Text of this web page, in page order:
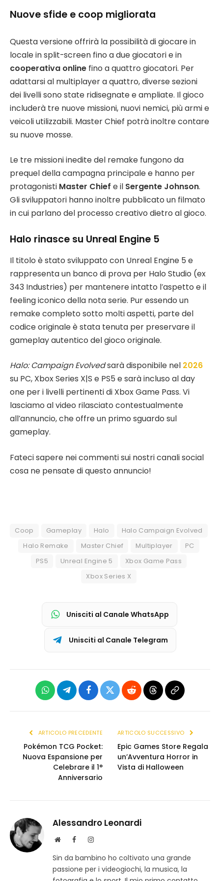
Nuove sfide e coop migliorata
Questa versione offrirà la possibilità di giocare in
locale in split-screen fino a due giocatori e in
cooperativa online fino a quattro giocatori. Per
adattarsi al multiplayer a quattro, diverse sezioni
dei livelli sono state ridisegnate e ampliate. Il gioco
includerà tre nuove missioni, nuovi nemici, più armi e
veicoli utilizzabili. Master Chief potrà inoltre contare
su nuove mosse.
Le tre missioni inedite del remake fungono da
prequel della campagna principale e hanno per
protagonisti Master Chief e il Sergente Johnson.
Gli sviluppatori hanno inoltre pubblicato un filmato
in cui parlano del processo creativo dietro al gioco.
Halo rinasce su Unreal Engine 5
Il titolo è stato sviluppato con Unreal Engine 5 e
rappresenta un banco di prova per Halo Studio (ex
343 Industries) per mantenere intatto l’aspetto e il
feeling iconico della nota serie. Pur essendo un
remake completo sotto molti aspetti, parte del
codice originale è stata tenuta per preservare il
gameplay autentico del gioco originale.
Halo: Campaign Evolvedsarà disponibile nel 2026
su PC, Xbox Series X|S e PS5 e sarà incluso al day
one per i livelli pertinenti di Xbox Game Pass. Vi
lasciamo al video rilasciato contestualmente
all’annuncio, che offre un primo sguardo sul
gameplay.
Fateci sapere nei commenti sui nostri canali social
cosa ne pensate di questo annuncio!
Coop Gameplay Halo
Halo Campaign Evolved
Halo Remake
Master Chief Multiplayer
PC
PS5
Unreal Engine 5
Xbox Game Pass
Xbox Series X
Unisciti al Canale WhatsApp
Unisciti al Canale Telegram
WhatsAppTelegramFacebook
X
RedditThreadsCopia
ARTICOLO PRECEDENTE
Pokémon TCG Pocket:
Nuova Espansione per
Celebrare il 1°
Anniversario
ARTICOLO SUCCESSIVO
Epic Games Store Regala
un’Avventura Horror in
Vista di Halloween
Alessandro Leonardi
S
t
o
w
F
c
e
b
I
s
t
a
Sin da bambino ho coltivato una grande
passione per i videogiochi, la musica, la